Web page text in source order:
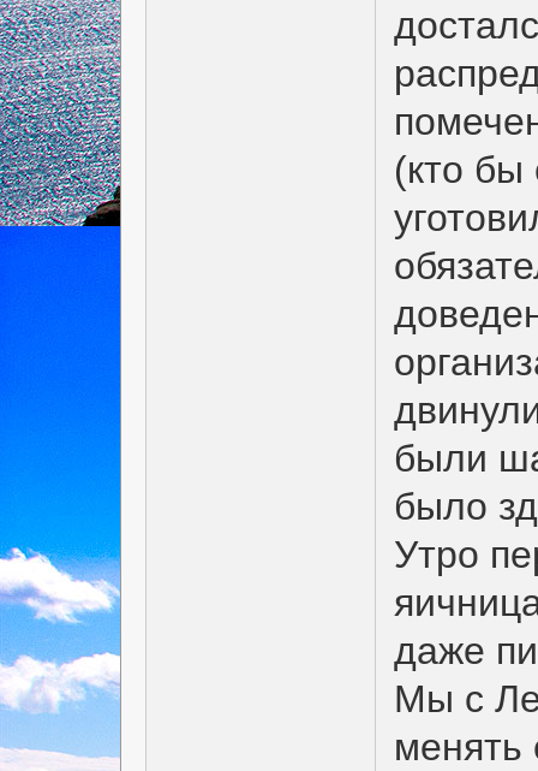
(кто бы
были
было
Утро
даже
Мы с
менять